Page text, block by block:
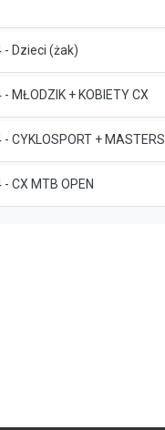
- Dzieci (żak)
MŁODZIK + KOBIETY CX
CYKLOSPORT + MASTERS
CX MTB OPEN